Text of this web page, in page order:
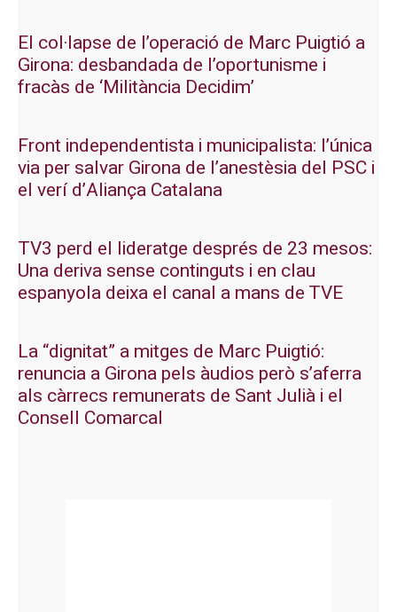
El col·lapse de l’operació de Marc Puigtió a
Girona: desbandada de l’oportunisme i
fracàs de ‘Militància Decidim’
Front independentista i municipalista: l’única
via per salvar Girona de l’anestèsia del PSC i
el verí d’Aliança Catalana
TV3 perd el lideratge després de 23 mesos:
Una deriva sense continguts i en clau
espanyola deixa el canal a mans de TVE
La “dignitat” a mitges de Marc Puigtió:
renuncia a Girona pels àudios però s’aferra
als càrrecs remunerats de Sant Julià i el
Consell Comarcal